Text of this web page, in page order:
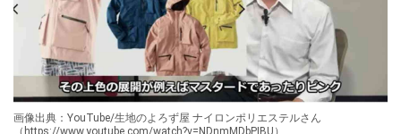
画像出典：YouTube/生地のよろず屋 ナイロンポリエステルさん